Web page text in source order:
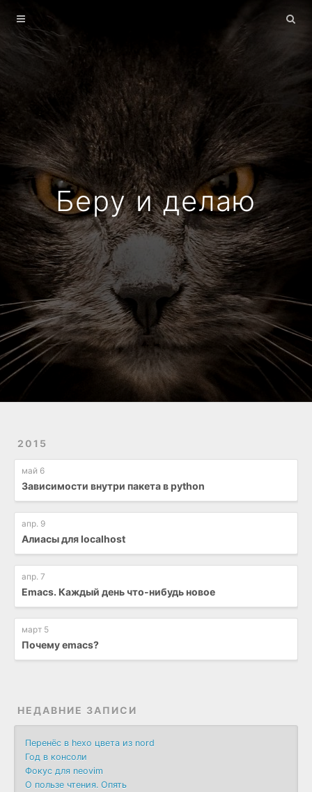
Беру и делаю
2015
май 6
Зависимости внутри пакета в python
апр. 9
Алиасы для localhost
апр. 7
Emacs. Каждый день что-нибудь новое
март 5
Почему emacs?
НЕДАВНИЕ ЗАПИСИ
Перенёс в hexo цвета из nord
Год в консоли
Фокус для neovim
О пользе чтения. Опять
Главная
Архив